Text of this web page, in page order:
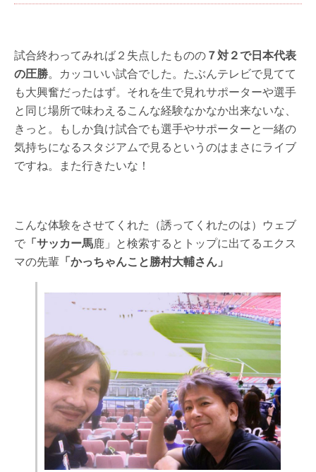
試合終わってみれば２失点したものの７対２で日本代表
の圧勝。カッコいい試合でした。たぶんテレビで見てて
も大興奮だったはず。それを生で見れサポーターや選手
と同じ場所で味わえるこんな経験なかなか出来ないな、
きっと。もしか負け試合でも選手やサポーターと一緒の
気持ちになるスタジアムで見るというのはまさにライブ
ですね。また行きたいな！
こんな体験をさせてくれた（誘ってくれたのは）ウェブ
で 「サッカー馬鹿」と検索するとトップに出てるエクス
マの先輩 「かっちゃんこと勝村大輔さん」